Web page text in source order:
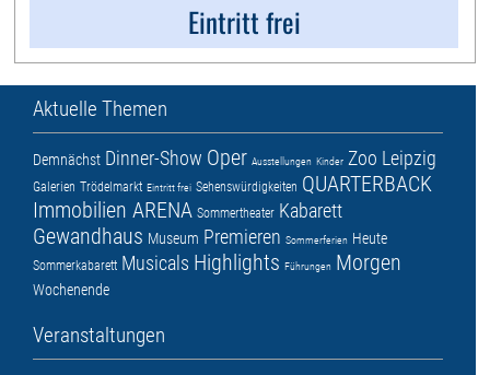
Eintritt frei
Aktuelle Themen
Demnächst Dinner-Show Oper Ausstellungen Kinder Zoo Leipzig
Galerien Trödelmarkt Eintritt frei Sehenswürdigkeiten QUARTERBACK
Immobilien ARENA Sommertheater Kabarett
Gewandhaus Museum Premieren Sommerferien Heute
Sommerkabarett Musicals Highlights Führungen Morgen
Wochenende
Veranstaltungen